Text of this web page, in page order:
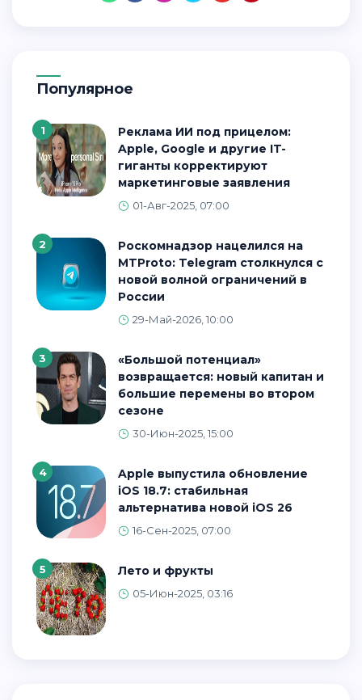
Популярное
1
Реклама ИИ под прицелом:
Apple, Google и другие IT-
гиганты корректируют
маркетинговые заявления
01-Авг-2025, 07:00
2
Роскомнадзор нацелился на
MTProto: Telegram столкнулся с
новой волной ограничений в
России
29-Май-2026, 10:00
3
«Большой потенциал»
возвращается: новый капитан и
большие перемены во втором
сезоне
30-Июн-2025, 15:00
4
Apple выпустила обновление
iOS 18.7: стабильная
альтернатива новой iOS 26
16-Сен-2025, 07:00
5 Лето и фрукты
05-Июн-2025, 03:16